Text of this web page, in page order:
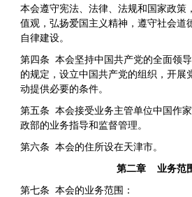
本会遵守宪法、法律、法规和国家政策
值观，弘扬爱国主义精神，遵守社会道
自律建设。
第四条 本会坚持中国共产党的全面领
的规定，设立中国共产党的组织，开展
动提供必要的条件。
第五条 本会接受业务主管单位中国作
政部的业务指导和监督管理。
第六条 本会的住所设在天津市。
第二章 业务范
第七条 本会的业务范围：